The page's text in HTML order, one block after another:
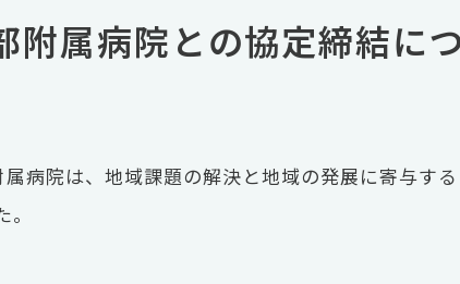
属病院との協定締結に
病院は、地域課題の解決と地域の発展に寄与す